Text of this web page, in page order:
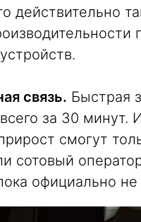
действительно
связь. Быстрая
за 30
смогут
сотовый
официально не